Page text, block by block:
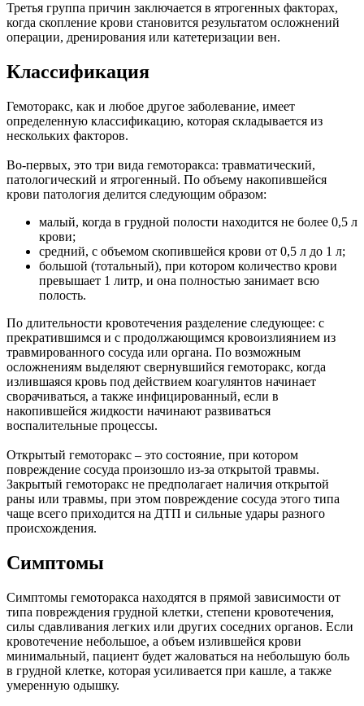
Третья группа причин заключается в ятрогенных факторах,
когда скопление крови становится результатом осложнений
операции, дренирования или катетеризации вен.
Классификация
Гемоторакс, как и любое другое заболевание, имеет
определенную классификацию, которая складывается из
нескольких факторов.
Во-первых, это три вида гемоторакса: травматический,
патологический и ятрогенный. По объему накопившейся
крови патология делится следующим образом:
малый, когда в грудной полости находится не более 0,5 л
крови;
средний, с объемом скопившейся крови от 0,5 л до 1 л;
большой (тотальный), при котором количество крови
превышает 1 литр, и она полностью занимает всю
полость.
По длительности кровотечения разделение следующее: с
прекратившимся и с продолжающимся кровоизлиянием из
травмированного сосуда или органа. По возможным
осложнениям выделяют свернувшийся гемоторакс, когда
излившаяся кровь под действием коагулянтов начинает
сворачиваться, а также инфицированный, если в
накопившейся жидкости начинают развиваться
воспалительные процессы.
Открытый гемоторакс – это состояние, при котором
повреждение сосуда произошло из-за открытой травмы.
Закрытый гемоторакс не предполагает наличия открытой
раны или травмы, при этом повреждение сосуда этого типа
чаще всего приходится на ДТП и сильные удары разного
происхождения.
Симптомы
Симптомы гемоторакса находятся в прямой зависимости от
типа повреждения грудной клетки, степени кровотечения,
силы сдавливания легких или других соседних органов. Если
кровотечение небольшое, а объем излившейся крови
минимальный, пациент будет жаловаться на небольшую боль
в грудной клетке, которая усиливается при кашле, а также
умеренную одышку.